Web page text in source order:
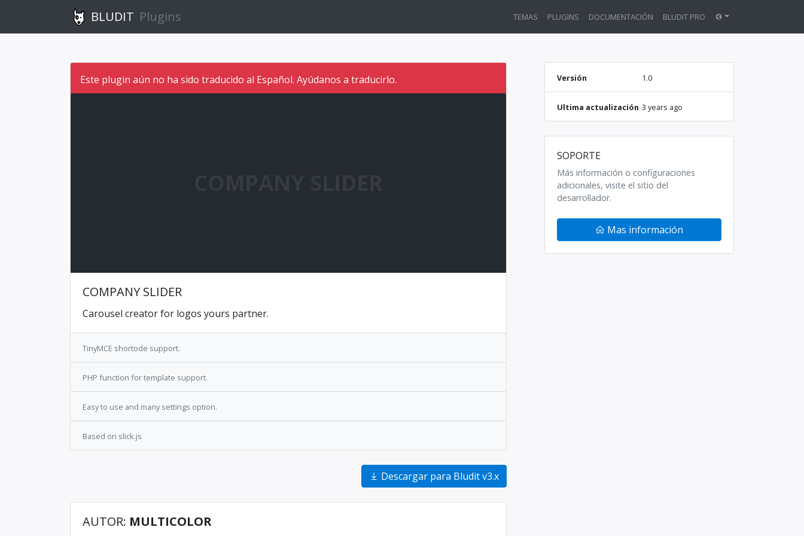
BLUDIT Plugins TEMAS PLUGINS DOCUMENTACIÓN BLUDIT PRO
Este plugin aún no ha sido traducido al Español. Ayúdanos a traducirlo.
COMPANY SLIDER
COMPANY SLIDER
Carousel creator for logos yours partner.
TinyMCE shortode support.
PHP function for template support.
Easy to use and many settings option.
Based on slick.js
Descargar para Bludit v3.x
AUTOR: MULTICOLOR
Versión 1.0
Ultima actualización 3 years ago
SOPORTE
Más información o configuraciones
adicionales, visite el sitio del
desarrollador.
Mas información